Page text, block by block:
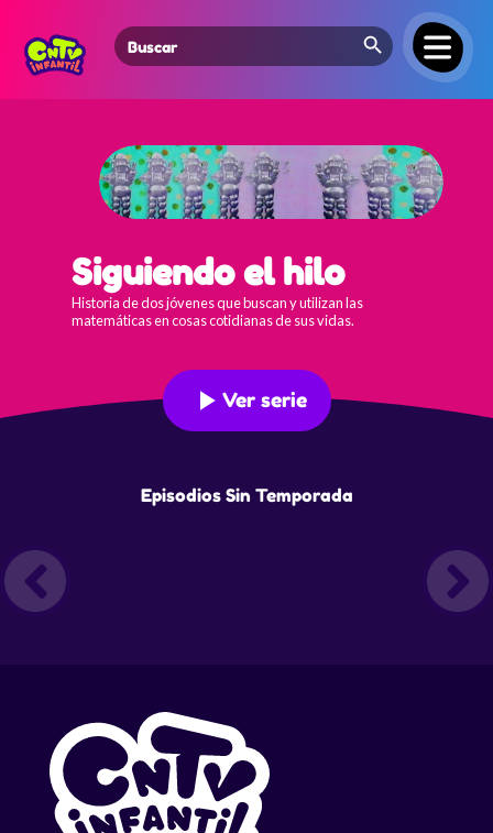
Search
for:
Search Button
Siguiendo el hilo
Historia de dos jóvenes que buscan y utilizan las
matemáticas en cosas cotidianas de sus vidas.
Ver serie
Episodios Sin Temporada